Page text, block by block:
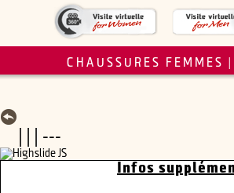
CHAUSSURES FEMMES
| | | ---
Infos